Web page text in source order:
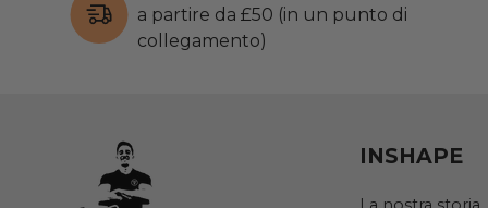
a partire da £50 (in un punto di
collegamento)
INSHAPE